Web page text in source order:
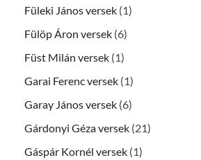
Füleki János versek (1)
Fülöp Áron versek (6)
Füst Milán versek (1)
Garai Ferenc versek (1)
Garay János versek (6)
Gárdonyi Géza versek (21)
Gáspár Kornél versek (1)